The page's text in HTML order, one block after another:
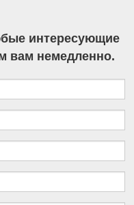
интересующие
вам немедленно.